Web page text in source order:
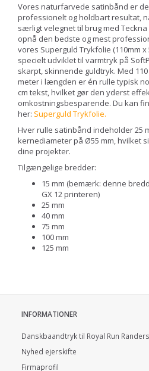
Vores naturfarvede satinbånd er
professionelt og holdbart resultat,
særligt velegnet til brug med Teckna
opnå den bedste og mest
vores Superguld Trykfolie (110mm
specielt udviklet til varmtryk på
skarpt, skinnende guldtryk. Med
meter i længden er én rulle typisk
cm tekst, hvilket gør den yderst
omkostningsbesparende. Du kan
her: Superguld Trykfolie.
Hver rulle satinbånd indeholder 25
kernediameter på Ø55 mm, hvilket
dine projekter.
Tilgængelige bredder:
15 mm (bemærk: denne
GX 12 printeren)
25 mm
40 mm
75 mm
100 mm
125 mm
INFORMATIONER
Danskbaandtryk til Royal Run
Nyhed ejerskifte
Firmaprofil